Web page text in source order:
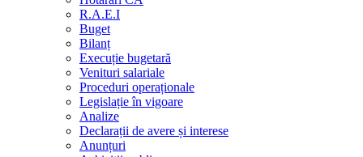
R.A.E.I
Buget
Bilanț
Execuție bugetară
Venituri salariale
Proceduri operaționale
Legislație în vigoare
Analize
Declarații de avere și interese
Anunțuri